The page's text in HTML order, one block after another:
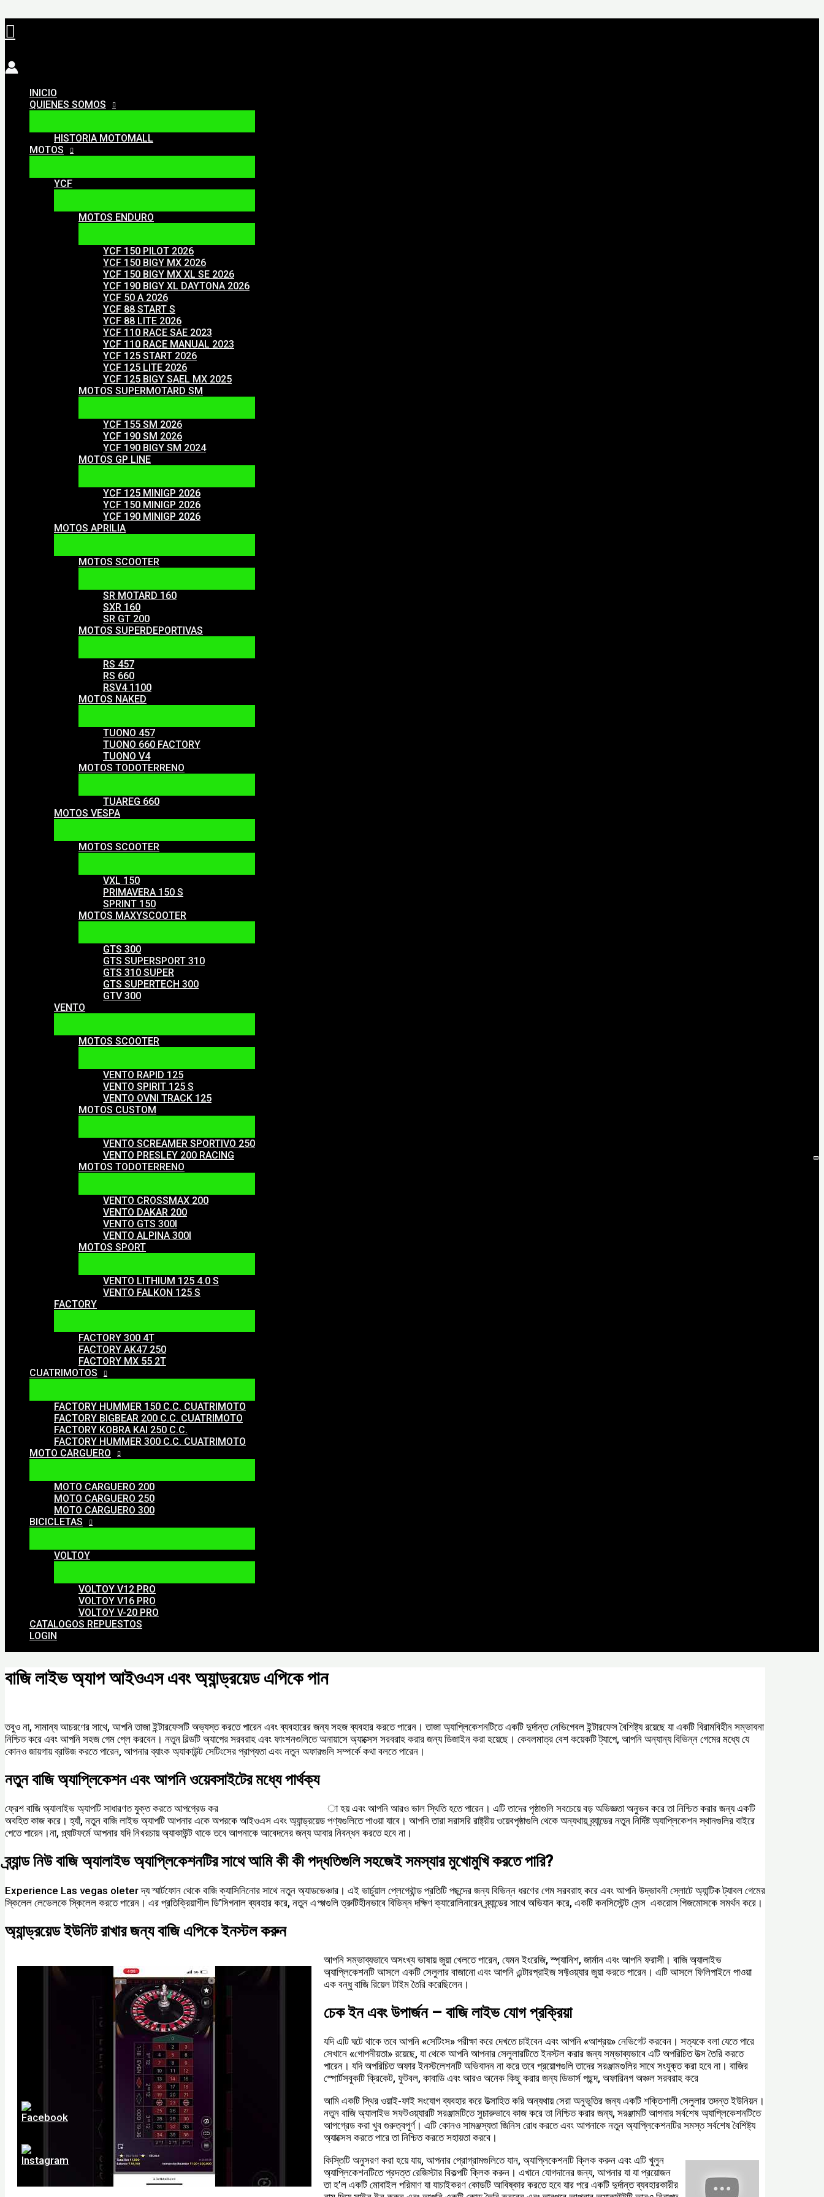
Ir
al
Buscar
INICIO
QUIENES SOMOS
HISTORIA MOTOMALL
MOTOS
YCF
MOTOS ENDURO
YCF 150 PILOT 2026
YCF 150 BIGY MX 2026
YCF 150 BIGY MX XL SE 2026
YCF 190 BIGY XL DAYTONA 2026
YCF 50 A 2026
YCF 88 START S
YCF 88 LITE 2026
YCF 110 RACE SAE 2023
YCF 110 RACE MANUAL 2023
YCF 125 START 2026
YCF 125 LITE 2026
YCF 125 BIGY SAEL MX 2025
MOTOS SUPERMOTARD SM
YCF 155 SM 2026
YCF 190 SM 2026
YCF 190 BIGY SM 2024
MOTOS GP LINE
YCF 125 MINIGP 2026
YCF 150 MINIGP 2026
YCF 190 MINIGP 2026
MOTOS APRILIA
MOTOS SCOOTER
SR MOTARD 160
SXR 160
SR GT 200
MOTOS SUPERDEPORTIVAS
RS 457
RS 660
RSV4 1100
MOTOS NAKED
TUONO 457
TUONO 660 FACTORY
TUONO V4
MOTOS TODOTERRENO
TUAREG 660
MOTOS VESPA
MOTOS SCOOTER
VXL 150
PRIMAVERA 150 S
SPRINT 150
MOTOS MAXYSCOOTER
GTS 300
GTS SUPERSPORT 310
GTS 310 SUPER
GTS SUPERTECH 300
GTV 300
VENTO
MOTOS SCOOTER
VENTO RAPID 125
VENTO SPIRIT 125 S
VENTO OVNI TRACK 125
MOTOS CUSTOM
VENTO SCREAMER SPORTIVO 250
VENTO PRESLEY 200 RACING
MOTOS TODOTERRENO
VENTO CROSSMAX 200
VENTO DAKAR 200
VENTO GTS 300I
VENTO ALPINA 300I
MOTOS SPORT
VENTO LITHIUM 125 4.0 S
VENTO FALKON 125 S
FACTORY
FACTORY 300 4T
FACTORY AK47 250
FACTORY MX 55 2T
CUATRIMOTOS
FACTORY HUMMER 150 C.C. CUATRIMOTO
FACTORY BIGBEAR 200 C.C. CUATRIMOTO
FACTORY KOBRA KAI 250 C.C.
FACTORY HUMMER 300 C.C. CUATRIMOTO
MOTO CARGUERO
MOTO CARGUERO 200
MOTO CARGUERO 250
MOTO CARGUERO 300
BICICLETAS
VOLTOY
VOLTOY V12 PRO
VOLTOY V16 PRO
VOLTOY V-20 PRO
CATALOGOS REPUESTOS
LOGIN
বাজি লাইভ অ্যাপ আইওএস এবং অ্যান্ড্রয়েড এপিকে পান
তবুও না, সামান্য আচরণের সাথে, আপনি তাজা ইন্টারফেসটি অভ্যস্ত করতে পারেন এবং ব্যবহারের জন্য সহজ ব্যবহার করতে পারেন। তাজা অ্যাপ্লিকেশনটিতে একটি দুর্দান্ত নেভিগেবল ইন্টারফেস বৈশিষ্ট্য রয়েছে যা একটি বিরামবিহীন সম্ভাবনা
নিশ্চিত করে এবং আপনি সহজ গেম প্লে করবেন। নতুন বিল্ডটি অ্যাপের সরবরাহ এবং ফাংশনগুলিতে অনায়াসে অ্যাক্সেস সরবরাহ করার জন্য ডিজাইন করা হয়েছে। কেবলমাত্র বেশ কয়েকটি ট্যাপে, আপনি অন্যান্য বিভিন্ন গেমের মধ্যে যে
কোনও জায়গায় ব্রাউজ করতে পারেন, আপনার ব্যাংক অ্যাকাউন্ট সেটিংসের প্রাপ্যতা এবং নতুন অফারগুলি সম্পর্কে কথা বলতে পারেন।
নতুন বাজি অ্যাপ্লিকেশন এবং আপনি ওয়েবসাইটের মধ্যে পার্থক্য
ফ্রেশ বাজি অ্যালাইভ অ্যাপটি সাধারণত যুক্ত করতে আপগ্রেড কর
া হয় এবং আপনি আরও ভাল স্থিতি হতে পারেন। এটি তাদের পৃষ্ঠাগুলি সবচেয়ে বড় অভিজ্ঞতা অনুভব করে তা নিশ্চিত করার জন্য একটি
অবহিত কাজ করে। হ্যাঁ, নতুন বাজি লাইভ অ্যাপটি আপনার একে অপরকে আইওএস এবং অ্যান্ড্রয়েড পণ্যগুলিতে পাওয়া যাবে। আপনি তারা সরাসরি রাষ্ট্রীয় ওয়েবপৃষ্ঠাগুলি থেকে অন্যথায় ব্র্যান্ডের নতুন নির্দিষ্ট অ্যাপ্লিকেশন স্থানগুলির বাইরে
পেতে পারেন।না, প্ল্যাটফর্মে আপনার যদি নিখরচায় অ্যাকাউন্ট থাকে তবে আপনাকে আবেদনের জন্য আবার নিবন্ধন করতে হবে না।
ব্র্যান্ড নিউ বাজি অ্যালাইভ অ্যাপ্লিকেশনটির সাথে আমি কী কী পদ্ধতিগুলি সহজেই সমস্যার মুখোমুখি করতে পারি?
Ex͏pe͏rie͏nce Las v͏egas o͏leter দ্য স্মার্টফোন থেকে বাজি ক্যাসিনিনোর সাথে নতুন অ্যাডভেঞ্চার। এই ভার্চুয়াল প্লেগ্রৌন্ড প্রতিটি পছন্দের জন্য বিভিন্ন ধরণের গেম সরবরাহ করে এবং আপনি উদ্ভাবনী স্লোটে অ্যান্টিক ট্যাবল গেমের
স্কিলেল লেভেলকে স্কিলেল করতে পারেন। এর প্রতিক্রিয়াশীল ডি’সিগনাল ব্যবহার করে, নতুন এপ্প্পগুলি ত্রুটিহীনভাবে বিভিন্ন দক্ষিণ ক্যারোলিনারেন ব্র্যান্ডের সাথে অভিযান করে, একটি কনসিস্টেন্ট সেন্স ͏ একরোস গিজমোসকে সমর্থন করে।
অ্যান্ড্রয়েড ইউনিট রাখার জন্য বাজি এপিকে ইনস্টল করুন
আপনি সম্ভাব্যভাবে অসংখ্য ভাষায় জুয়া খেলতে পারেন, যেমন ইংরেজি, স্প্যানিশ, জার্মান এবং আপনি ফরাসী। বাজি অ্যালাইভ
অ্যাপ্লিকেশনটি আসলে একটি সেলুলার বাজানো এবং আপনি এন্টারপ্রাইজ সফ্টওয়্যার জুয়া করতে পারেন। এটি আসলে ফিলিপাইনে পাওয়া
এক বন্ধু বাজি রিয়েল টাইম তৈরি করেছিলেন।
চেক ইন এবং উপার্জন – বাজি লাইভ যোগ প্রক্রিয়া
যদি এটি ঘটে থাকে তবে আপনি «সেটিংস» পরীক্ষা করে দেখতে চাইবেন এবং আপনি «আশ্রয়» নেভিগেট করবেন। সত্যকে বলা যেতে পারে
সেখানে «গোপনীয়তা» রয়েছে, যা থেকে আপনি আপনার সেলুলারটিতে ইনস্টল করার জন্য সম্ভাব্যভাবে এটি অপরিচিত উত্স তৈরি করতে
পারেন। যদি অপরিচিত অফার ইনস্টলেশনটি অভিবাদন না করে তবে প্রয়োগগুলি তাদের সরঞ্জামগুলির সাথে সংযুক্ত করা হবে না। বাজির
স্পোর্টসবুকটি ক্রিকেট, ফুটবল, কাবাডি এবং আরও অনেক কিছু করার জন্য ডিভার্স পছন্দ, অফারিনগ অঞ্চল সরবরাহ করে ͏
আমি একটি স্থির ওয়াই-ফাই সংযোগ ব্যবহার করে উত্সাহিত করি অন্যথায় সেরা অনুভূতির জন্য একটি শক্তিশালী সেলুলার তদন্ত ইউনিয়ন।
নতুন বাজি অ্যালাইভ সফটওয়্যারটি সরঞ্জামটিতে সুচারুভাবে কাজ করে তা নিশ্চিত করার জন্য, সরঞ্জামটি আপনার সর্বশেষ অ্যাপ্লিকেশনটিতে
আপগ্রেড করা খুব গুরুত্বপূর্ণ। এটি কোনও সামঞ্জস্যতা জিনিস রোধ করতে এবং আপনাকে নতুন অ্যাপ্লিকেশনটির সমস্ত সর্বশেষ বৈশিষ্ট্য
অ্যাক্সেস করতে পারে তা নিশ্চিত করতে সহায়তা করবে।
কিস্তিটি অনুসরণ করা হয়ে যায়, আপনার প্রোগ্রামগুলিতে যান, অ্যাপ্লিকেশনটি ক্লিক করুন এবং এটি খুলুন
অ্যাপ্লিকেশনটিতে প্রদত্ত রেজিস্টার বিকল্পটি ক্লিক করুন। এখানে যোগদানের জন্য, আপনার যা যা প্রয়োজন
তা হ’ল একটি মোবাইল পরিমাণ যা যাচাইকরণ কোডটি আবিষ্কার করতে হবে যার পরে একটি দুর্দান্ত ব্যবহারকারীর